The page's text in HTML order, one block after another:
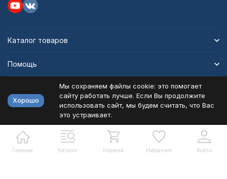
Главная Каталог Корзина Избранное Войти
Каталог товаров
Помощь
Политика персональных данных
Разработано в bodysite.ru
Хорошо
Мы сохраняем файлы cookie: это помогает
сайту работать лучше. Если Вы продолжите
использовать сайт, мы будем считать, что Вас
это устраивает.